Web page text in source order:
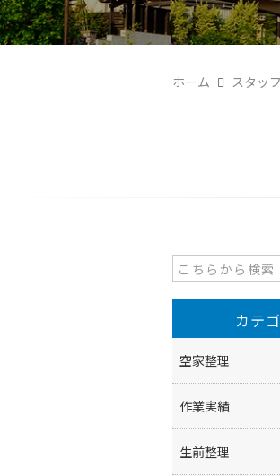
ホーム スタッ
カテ
空家整理
作業実績
生前整理